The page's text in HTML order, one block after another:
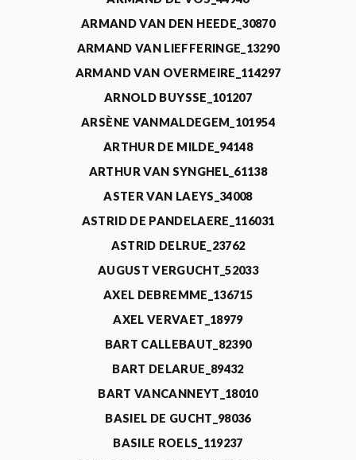
ARMAND VAN DEN HEEDE_30870
ARMAND VAN LIEFFERINGE_13290
ARMAND VAN OVERMEIRE_114297
ARNOLD BUYSSE_101207
ARSÈNE VANMALDEGEM_101954
ARTHUR DE MILDE_94148
ARTHUR VAN SYNGHEL_61138
ASTER VAN LAEYS_34008
ASTRID DE PANDELAERE_116031
ASTRID DELRUE_23762
AUGUST VERGUCHT_52033
AXEL DEBREMME_136715
AXEL VERVAET_18979
BART CALLEBAUT_82390
BART DELARUE_89432
BART VANCANNEYT_18010
BASIEL DE GUCHT_98036
BASILE ROELS_119237